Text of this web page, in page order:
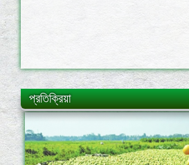
প্রতিক্রিয়া